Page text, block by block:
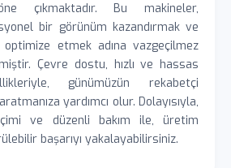
çıkmaktadır. Bu makineler,
bir görünüm kazandırmak ve
etmek adına vazgeçilmez
Çevre dostu, hızlı ve hassas
günümüzün rekabetçi
yardımcı olur. Dolayısıyla,
ve düzenli bakım ile, üretim
başarıyı yakalayabilirsiniz.